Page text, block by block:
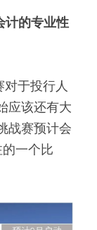
计的专业性
于投行人
应该还有大
战赛预计会
一个比